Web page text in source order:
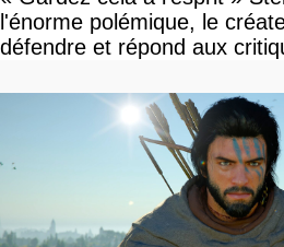
l'énorme polémique, le
défendre et répond aux